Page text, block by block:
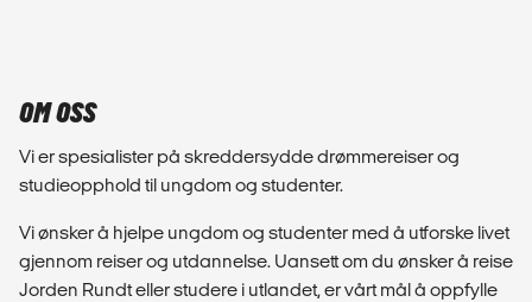
OM OSS
Vi er spesialister på skreddersydde drømmereiser og
studieopphold til ungdom og studenter.
Vi ønsker å hjelpe ungdom og studenter med å utforske livet
gjennom reiser og utdannelse. Uansett om du ønsker å reise
Jorden Rundt eller studere i utlandet, er vårt mål å oppfylle